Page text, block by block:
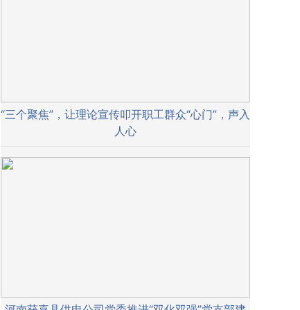
“三个聚焦”，让理论宣传叩开职工群众“心门”，声入
人心